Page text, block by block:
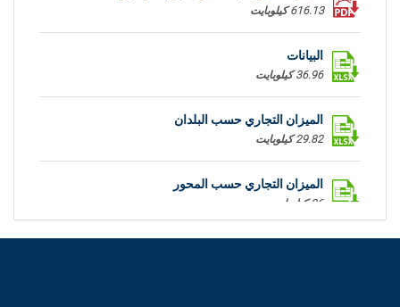
616.13 كيلوبايت
البيانات
36.96 كيلوبايت
الميزان التجاري حسب البلدان
29.82 كيلوبايت
الميزان التجاري حسب المحور
26 كيلوبايت